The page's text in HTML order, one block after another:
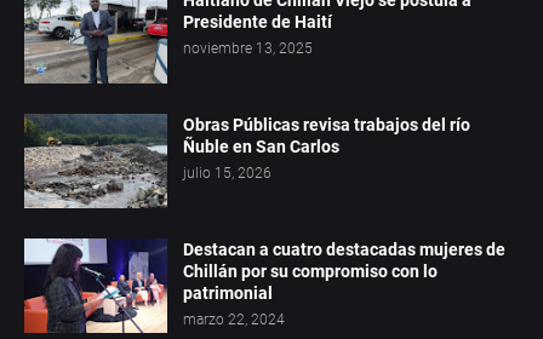
Presidente de Haití
noviembre 13, 2025
Obras Públicas revisa trabajos del río
Ñuble en San Carlos
julio 15, 2026
Destacan a cuatro destacadas mujeres de
Chillán por su compromiso con lo
patrimonial
marzo 22, 2024